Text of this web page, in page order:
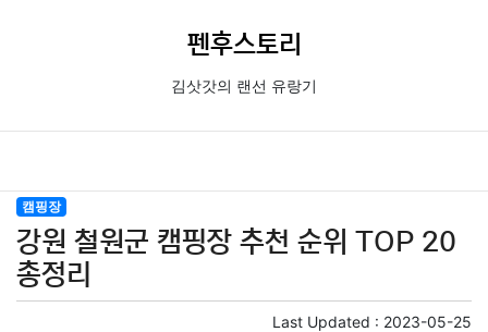
펜후스토리
김삿갓의 랜선 유랑기
캠핑장
강원 철원군 캠핑장 추천 순위 TOP 20
총정리
Last Updated : 2023-05-25